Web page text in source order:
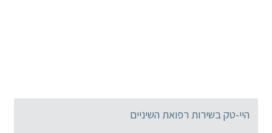
היי-טק בשירות רפואת השיניים